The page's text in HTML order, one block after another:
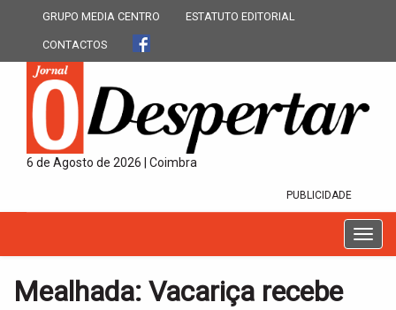
GRUPO MEDIA CENTRO ESTATUTO EDITORIAL
CONTACTOS
6 de Agosto de 2026 | Coimbra
PUBLICIDADE
T
o
Mealhada: Vacariça recebe